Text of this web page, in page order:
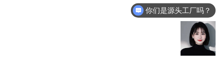
你们是源头工厂吗？